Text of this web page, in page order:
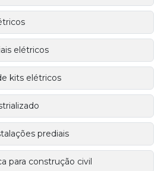
elétricos
kits elétricos
prediais
para construção civil